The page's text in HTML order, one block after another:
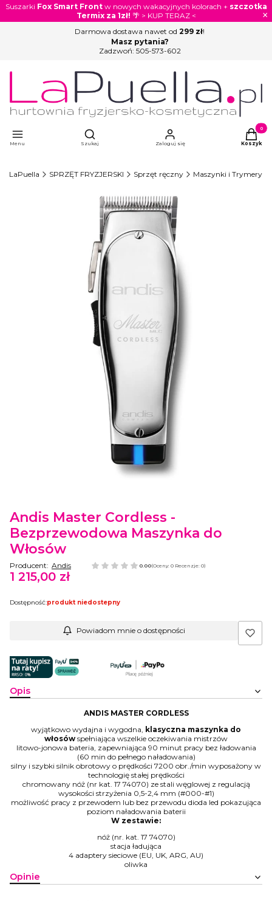
Suszarki Fox Smart Frontw nowych wakacyjnych kolorach + szczotka
Termix za 1zł! 🌴 > KUP TERAZ < ×
Darmowa dostawa nawet od 299 zł!
Masz pytania?
Zadzwoń: 505-573-602
Menu
Otwórz wyszukiwarkę
Szukaj Zaloguj się Koszyk
LaPuella SPRZĘT FRYZJERSKI Sprzęt ręczny Maszynki i Trymery
Andis Master Cordless -
Bezprzewodowa Maszynka do
Włosów
Producent: Andis 0.00(Oceny: 0 Recenzje: 0)
Cena
1 215,00 zł
Dostępność:produkt niedostepny
Powiadom mnie o dostępności
Opis
ANDIS MASTER CORDLESS
wyjątkowo wydajna i wygodna, klasyczna maszynka do
włosów spełniająca wszelkie oczekiwania mistrzów
litowo-jonowa bateria, zapewniająca 90 minut pracy bez ładowania
(60 min do pełnego naładowania)
silny i szybki silnik obrotowy o prędkości 7200 obr./min wyposażony w
technologię stałej prędkości
chromowany nóż (nr kat. 17 74070) ze stali węglowej z regulacją
wysokości strzyżenia 0,5-2,4 mm (#000-#1)
możliwość pracy z przewodem lub bez przewodu dioda led pokazująca
poziom naładowania baterii
W zestawie:
nóż (nr. kat. 17 74070)
stacja ładująca
4 adaptery sieciowe (EU, UK, ARG, AU)
oliwka
Opinie